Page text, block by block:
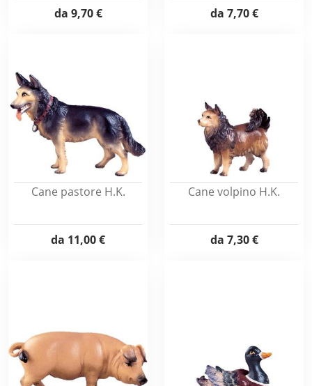
da 9,70 € da 7,70 €
Cane pastore H.K.
da 11,00 €
Cane volpino H.K.
da 7,30 €